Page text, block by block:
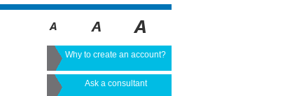
Why to create an account?
Ask a consultant